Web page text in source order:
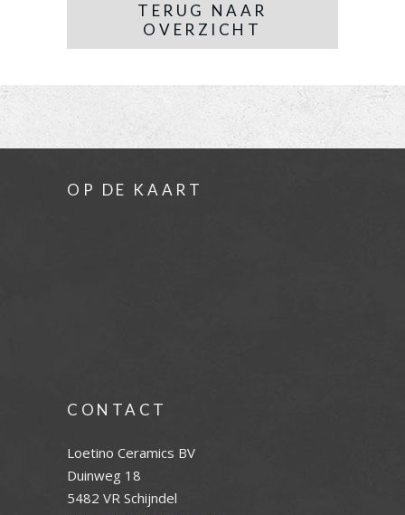
TERUG NAAR
OVERZICHT
OP DE KAART
CONTACT
Loetino Ceramics BV
Duinweg 18
5482 VR Schijndel